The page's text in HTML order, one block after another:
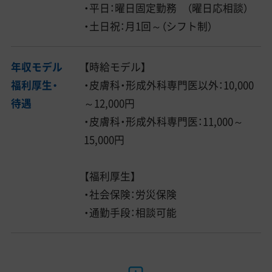
・平日：曜日固定勤務 （曜日応相談）
・土日祝：月1回～（シフト制）
年収モデル
福利厚生・
待遇
【時給モデル】
・皮膚科・形成外科専門医以外：10,000
～12,000円
・皮膚科・形成外科専門医：11,000～
15,000円
【福利厚生】
・社会保険：労災保険
・通勤手段：相談可能